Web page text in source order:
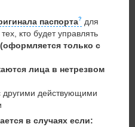
паспорта
для
кто будет управлять
(оформляется только с
лица в нетрезвом
другими действующими
в случаях если: